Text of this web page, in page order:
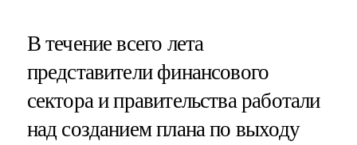
В течение всего лета
представители финансового
сектора и правительства работали
над созданием плана по выходу